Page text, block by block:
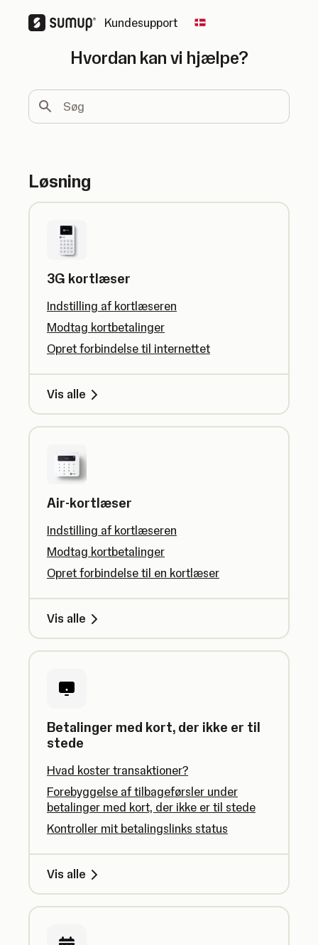
Kundesupport Change country
Hvordan kan vi hjælpe?
Søg
Løsning
3G kortlæser
Indstilling af kortlæseren
Modtag kortbetalinger
Opret forbindelse til internettet
Vis alle
Air-kortlæser
Indstilling af kortlæseren
Modtag kortbetalinger
Opret forbindelse til en kortlæser
Vis alle
Betalinger med kort, der ikke er til
stede
Hvad koster transaktioner?
Forebyggelse af tilbageførsler under
betalinger med kort, der ikke er til stede
Kontroller mit betalingslinks status
Vis alle